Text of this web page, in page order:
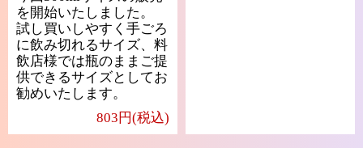
を開始いたしました。
試し買いしやすく手ごろ
に飲み切れるサイズ、料
飲店様では瓶のままご提
供できるサイズとしてお
勧めいたします。
803円(税込)